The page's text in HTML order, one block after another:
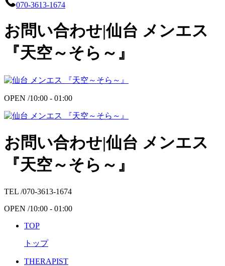
070-3613-1674
お問い合わせ|仙台 メンエス
『天空～そら～』
OPEN /10:00 - 01:00
お問い合わせ|仙台 メンエス
『天空～そら～』
TEL /070-3613-1674
OPEN /10:00 - 01:00
TOP
トップ
THERAPIST